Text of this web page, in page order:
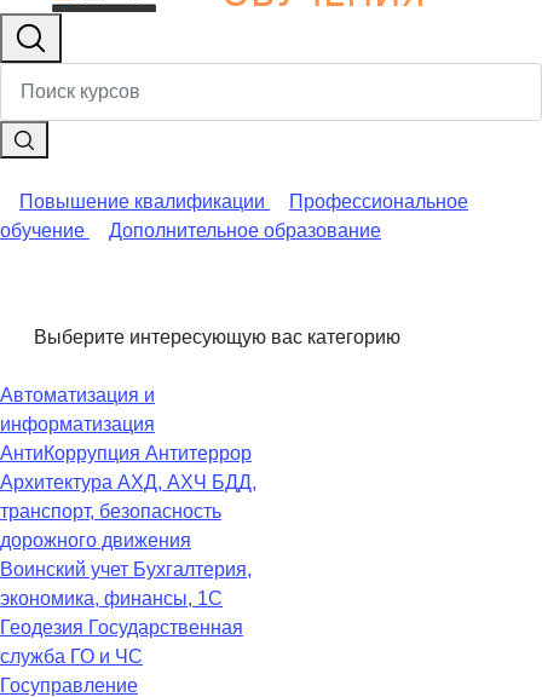
Повышение квалификации
Профессиональное
обучение
Дополнительное образование
Выберите интересующую вас категорию
Автоматизация и
информатизация
АнтиКоррупция Антитеррор
Архитектура АХД, АХЧ БДД,
транспорт, безопасность
дорожного движения
Воинский учет Бухгалтерия,
экономика, финансы, 1С
Геодезия Государственная
служба ГО и ЧС
Госуправление